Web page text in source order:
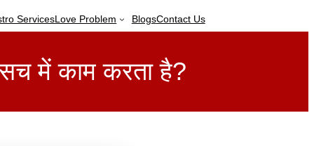
ServicesLove Problem BlogsContact Us
में काम करता है?